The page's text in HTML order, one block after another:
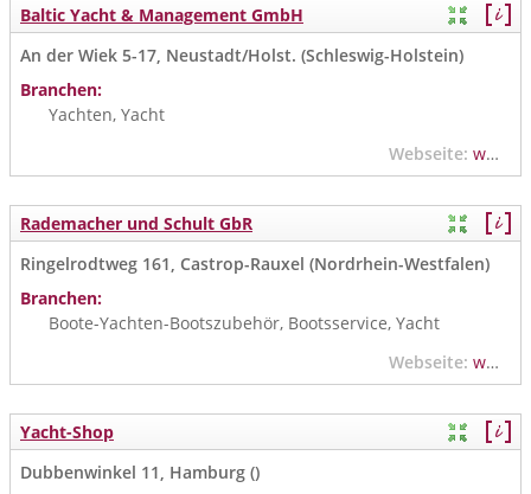
Baltic Yacht & Management GmbH
An der Wiek 5-17, Neustadt/Holst. (Schleswig-Holstein)
Branchen:
Yachten, Yacht
Webseite: www.baltic-yachting.de
Rademacher und Schult GbR
Ringelrodtweg 161, Castrop-Rauxel (Nordrhein-Westfalen)
Branchen:
Boote-Yachten-Bootszubehör, Bootsservice, Yacht
Webseite: www.datkutterhaus.de
Yacht-Shop
Dubbenwinkel 11, Hamburg ()